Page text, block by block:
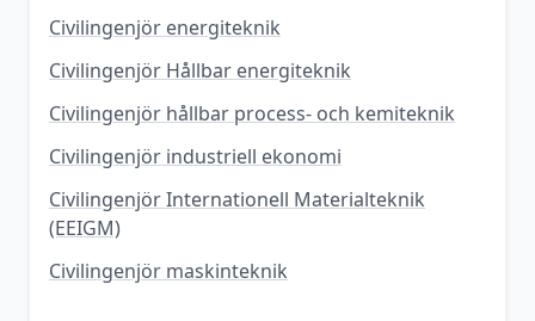
Civilingenjör energiteknik
Civilingenjör Hållbar energiteknik
Civilingenjör hållbar process- och kemiteknik
Civilingenjör industriell ekonomi
Civilingenjör Internationell Materialteknik
(EEIGM)
Civilingenjör maskinteknik